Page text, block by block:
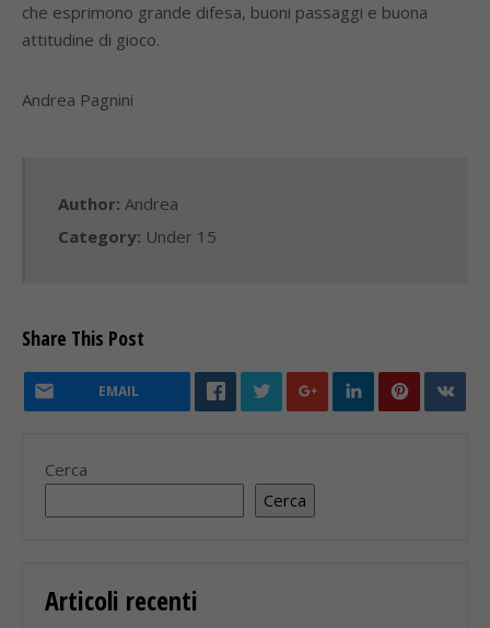
che esprimono grande difesa, buoni passaggi e buona
attitudine di gioco.
Andrea Pagnini
Author: Andrea
Category: Under 15
Share This Post
EMAIL
Cerca
Cerca
Articoli recenti